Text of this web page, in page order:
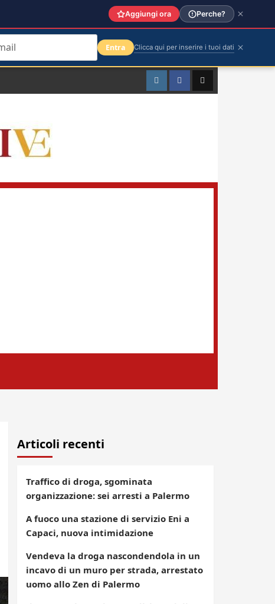
InstagramFacebookTikTok
Articoli recenti
Traffico di droga, sgominata
organizzazione: sei arresti a Palermo
A fuoco una stazione di servizio Eni a
Capaci, nuova intimidazione
Vendeva la droga nascondendola in un
incavo di un muro per strada, arrestato
uomo allo Zen di Palermo
Aggiungi ora Perche?
Entra Clicca qui per inserire i tuoi dati